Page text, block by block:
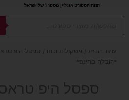
חנות הספורט אונליין מספר 1 של ישראל
Products
עמוד הבית / משקולות וכוח
*הובלה בחינם*
ספסל היפ